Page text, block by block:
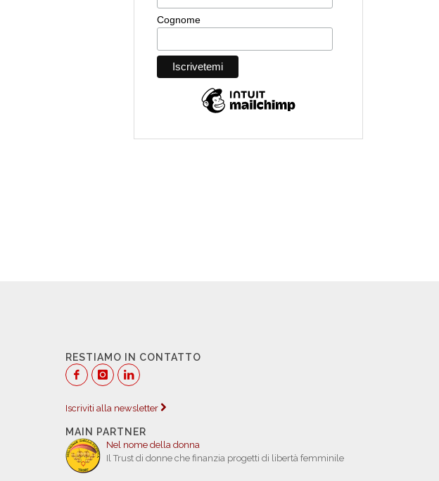
RESTIAMO IN CONTATTO
Iscriviti alla newsletter
MAIN PARTNER
Nel nome della donna
Il Trust di donne che finanzia progetti di libertà femminile